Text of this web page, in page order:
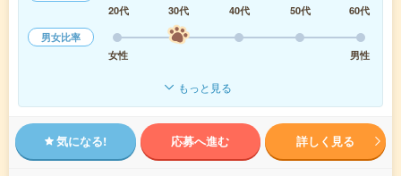
20代
30代 40代 50代
60代
男女比率
女性
男性
もっと見る
気になる! 応募へ進む 詳しく見る